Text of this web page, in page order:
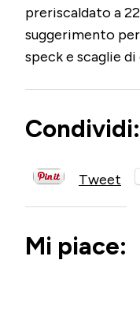
preriscaldato a
suggerimento
speck e scaglie di
Condividi:
Tweet
Mi piace: